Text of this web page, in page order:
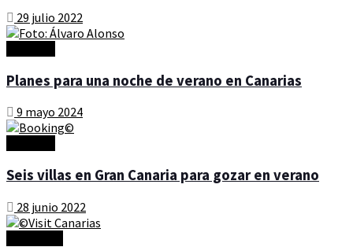
29 julio 2022
Planes para una noche de verano en Canarias
9 mayo 2024
Seis villas en Gran Canaria para gozar en verano
28 junio 2022